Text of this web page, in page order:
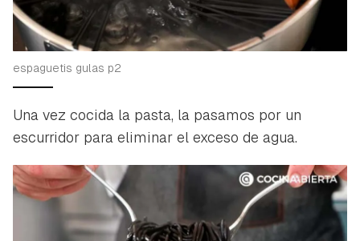
Guardar como favorito
espaguetis gulas p2
Una vez cocida la pasta, la pasamos por un
escurridor para eliminar el exceso de agua.
Contenido enviado